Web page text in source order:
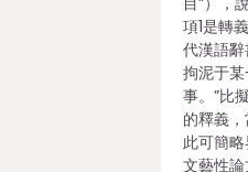
項1是轉
代漢語
拘泥于
事。”比
的釋義
此可簡
文藝性